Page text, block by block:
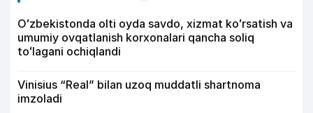
Oʻzbekistonda olti oyda savdo, xizmat koʻrsatish va
umumiy ovqatlanish korxonalari qancha soliq
toʻlagani ochiqlandi
Vinisius “Real” bilan uzoq muddatli shartnoma
imzoladi